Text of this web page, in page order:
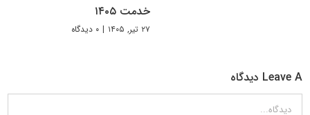
خدمت ۱۴۰۵
۲۷ تیر, ۱۴۰۵ | ۰ دیدگاه
Leave A دیدگاه
دیدگاه